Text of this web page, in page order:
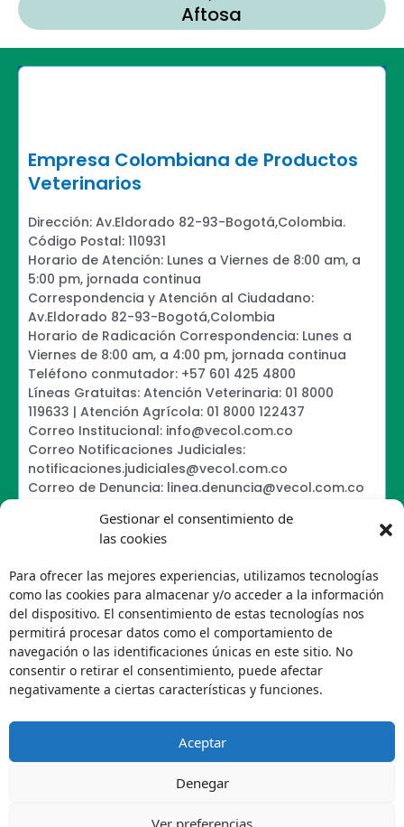
Gestionar el consentimiento de
las cookies
Para ofrecer las mejores experiencias, utilizamos tecnologías
como las cookies para almacenar y/o acceder a la información
del dispositivo. El consentimiento de estas tecnologías nos
permitirá procesar datos como el comportamiento de
navegación o las identificaciones únicas en este sitio. No
consentir o retirar el consentimiento, puede afectar
negativamente a ciertas características y funciones.
Aceptar
Denegar
Ver preferencias
Aftosa
Empresa Colombiana de Productos
Veterinarios
Dirección: Av.Eldorado 82-93-Bogotá,Colombia.
Código Postal: 110931
Horario de Atención: Lunes a Viernes de 8:00 am, a
5:00 pm, jornada continua
Correspondencia y Atención al Ciudadano:
Av.Eldorado 82-93-Bogotá,Colombia
Horario de Radicación Correspondencia: Lunes a
Viernes de 8:00 am, a 4:00 pm, jornada continua
Teléfono conmutador: +57 601 425 4800
Líneas Gratuitas: Atención Veterinaria: 01 8000
119633 | Atención Agrícola: 01 8000 122437
Correo Institucional: info@vecol.com.co
Correo Notificaciones Judiciales:
notificaciones.judiciales@vecol.com.co
Correo de Denuncia: linea.denuncia@vecol.com.co
Política de Términos y Condiciones de Uso
Política de Tratamiento de Datos Personales VECOL
S.A
Política de Derechos de Autor y Uso sobre los
Contenidos
Política Editorial de la Sede Electrónica
Encuesta de usabilidad